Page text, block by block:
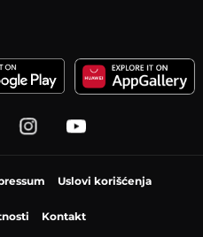
Uslovi korišćenja
Kontakt